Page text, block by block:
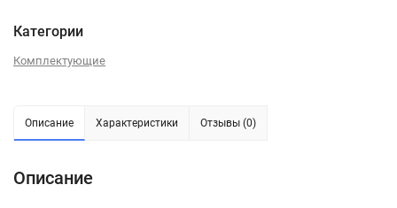
Категории
Комплектующие
Описание Характеристики Отзывы (0)
Описание